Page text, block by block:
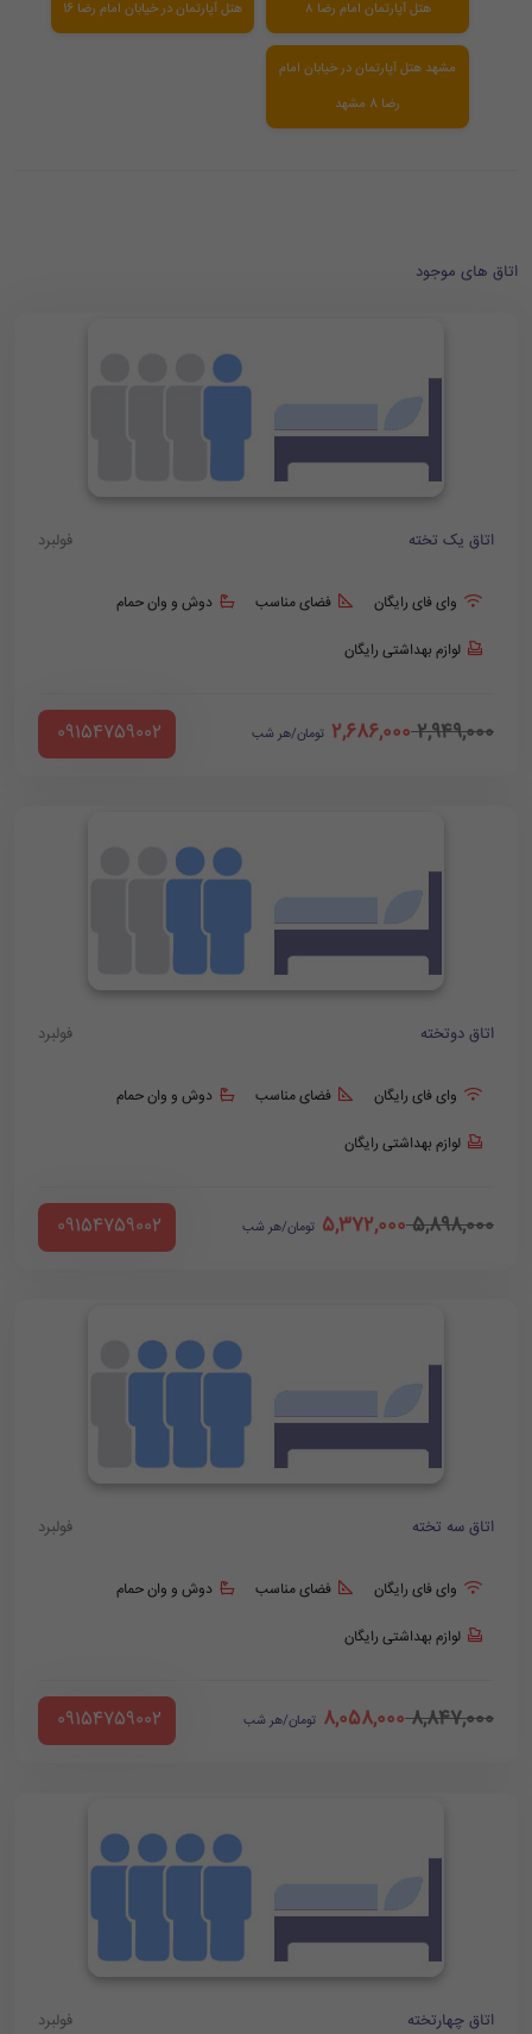
هتل آپارتمان امام رضا ۸ هتل آپارتمان در خیابان امام رضا 16
مشهد هتل آپارتمان در خیابان امام
رضا 8 مشهد
اتاق های موجود
اتاق یک تخته فولبرد
وای فای رایگان فضای مناسب دوش و وان حمام
لوازم بهداشتی رایگان
2,949,000
2,686,000 تومان/هر شب ‪ 09154759002
اتاق دوتخته فولبرد
وای فای رایگان فضای مناسب دوش و وان حمام
لوازم بهداشتی رایگان
5,898,000
5,372,000 تومان/هر شب ‪ 09154759002
اتاق سه تخته فولبرد
وای فای رایگان فضای مناسب دوش و وان حمام
لوازم بهداشتی رایگان
8,847,000
8,058,000 تومان/هر شب ‪ 09154759002
اتاق چهارتخته فولبرد